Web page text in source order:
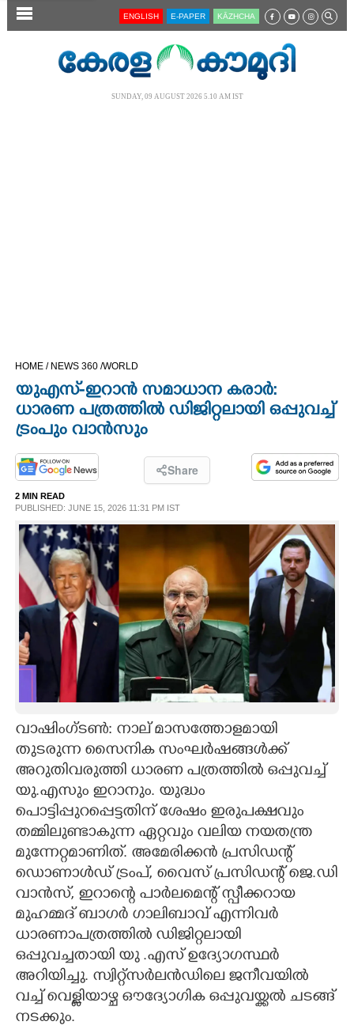
SECTIONS
CINEMA
OPINION
PHOTOS
LIFESTYLE
SPIRITUAL
INFO+
ART
CARTOONS
LITERATURE
ZOOM
CONTACT US
ENGLISH E-PAPER KĀZHCHA
SUNDAY, 09 AUGUST 2026 5.10 AM IST
HOME / NEWS 360 /WORLD
യുഎസ്-ഇറാൻ സമാധാന കരാർ:
ധാരണ പത്രത്തിൽ ഡിജിറ്റലായി ഒപ്പുവച്ച്
ട്രംപും വാൻസും
Share
2 MIN READ
PUBLISHED: JUNE 15, 2026 11:31 PM IST
വാഷിംഗ്ടൺ: നാല് മാസത്തോളമായി
തുടരുന്ന സൈനിക സംഘർഷങ്ങൾക്ക്
അറുതിവരുത്തി ധാരണ പത്രത്തിൽ ഒപ്പുവച്ച്
യു.എസും ഇറാനും. യുദ്ധം
പൊട്ടിപ്പുറപ്പെട്ടതിന് ശേഷം ഇരുപക്ഷവും
തമ്മിലുണ്ടാകുന്ന ഏറ്റവും വലിയ നയതന്ത്ര
മുന്നേറ്റമാണിത്. അമേരിക്കൻ പ്രസിഡന്റ്
ഡൊണാൾഡ് ട്രംപ്, വൈസ് പ്രസിഡന്റ് ജെ.ഡി
വാൻസ്, ഇറാന്റെ പാർലമെന്റ് സ്പീക്കറായ
മുഹമ്മദ് ബാഗർ ഗാലിബാവ് എന്നിവർ
ധാരണാപത്രത്തിൽ ഡിജിറ്റലായി
ഒപ്പുവച്ചതായി യു .എസ് ഉദ്യോഗസ്ഥർ
അറിയിച്ചു. സ്വിറ്റ്സർലൻഡിലെ ജനീവയിൽ
വച്ച് വെള്ളിയാഴ്ച ഔദ്യോഗിക ഒപ്പുവയ്ക്കൽ ചടങ്ങ്
നടക്കും.